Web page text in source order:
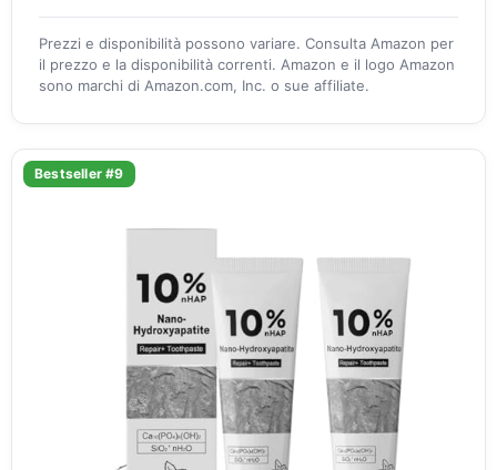
Prezzi e disponibilità possono variare. Consulta Amazon per
il prezzo e la disponibilità correnti. Amazon e il logo Amazon
sono marchi di Amazon.com, Inc. o sue affiliate.
Bestseller #9